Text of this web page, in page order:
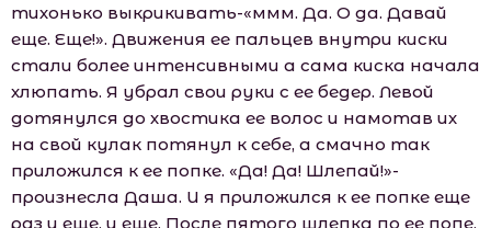
тихонько выкрикивать-«ммм. Да. О да. Давай
еще. Еще!». Движения ее пальцев внутри киски
стали более интенсивными а сама киска начала
хлюпать. Я убрал свои руки с ее бедер. Левой
дотянулся до хвостика ее волос и намотав их
на свой кулак потянул к себе, а смачно так
приложился к ее попке. «Да! Да! Шлепай!»-
произнесла Даша. И я приложился к ее попке еще
раз и еще, и еще. После пятого шлепка по ее попе,